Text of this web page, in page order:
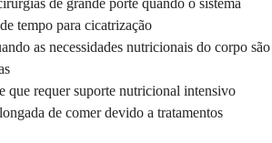
tempo para cicatrização
as necessidades nutricionais do corpo são
que requer suporte nutricional intensivo
de comer devido a tratamentos